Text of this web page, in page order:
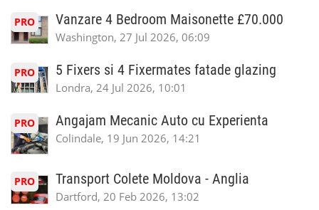
PRO Vanzare 4 Bedroom Maisonette £70.000
Washington, 27 Jul 2026, 06:09
PRO 5 Fixers si 4 Fixermates fatade glazing
Londra, 24 Jul 2026, 10:01
PRO Angajam Mecanic Auto cu Experienta
Colindale, 19 Jun 2026, 14:21
PRO Transport Colete Moldova - Anglia
Dartford, 20 Feb 2026, 13:02